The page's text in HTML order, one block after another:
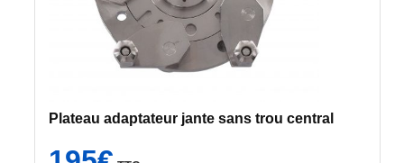
Plateau adaptateur jante sans trou central